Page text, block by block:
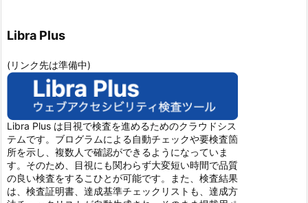
Libra Plus
(リンク先は準備中)
Libra Plus は目視で検査を進めるためのクラウドシス
テムです。ブログラムによる自動チェックや要検査箇
所を示し、複数人で確認ができるようになっていま
す。そのため、目視にも関わらず大変短い時間で品質
の良い検査をするこひとが可能です。また、検査結果
は、検査証明書、達成基準チェックリストも、達成方